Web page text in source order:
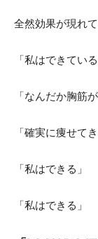
全然効果が現れ
「私はできている
「なんだか胸筋
「確実に痩せて
「私はできる」
「私はできる」